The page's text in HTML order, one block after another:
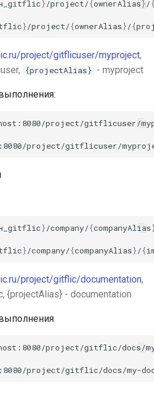
}/project/{ownerAlias}/
}/project/{ownerAlias}/{
project/gitflicuser/myproject,
{projectAlias} - myproject
project/gitflicuser/
}/company/{companyAlias
}/company/{companyAlias}/{
project/gitflic/documentation,
{projectAlias} - documentation
project/gitflic/docs/